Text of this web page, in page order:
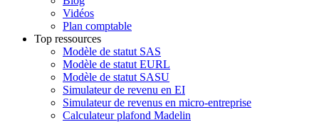
Vidéos
Plan comptable
Top ressources
Modèle de statut SAS
Modèle de statut EURL
Modèle de statut SASU
Simulateur de revenu en EI
Simulateur de revenus en micro-entreprise
Calculateur plafond Madelin